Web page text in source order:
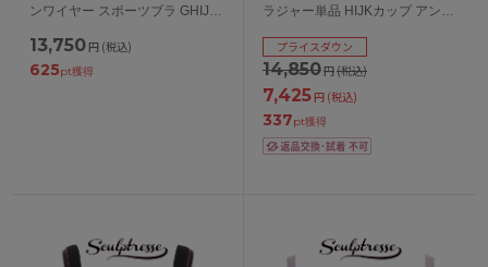
ンワイヤー スポーツブラ GHIJK
13,750 円 (税込)
625pt獲得
ラジャー単品 HIJKカップ アンダ
14,850円(税込)
プライスダウン
7,425円 (税込)
337pt獲得